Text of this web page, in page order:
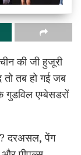
की जी हुजूरी
तब हो गई जब
एम्बेसडरों
दरअसल, पेंग